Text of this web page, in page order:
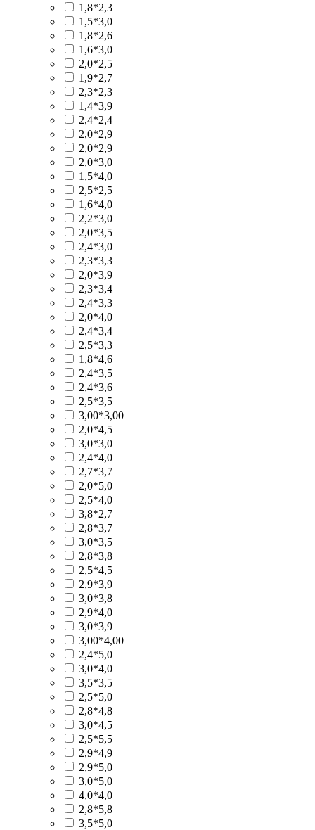
1,8*2,3
1,5*3,0
1,8*2,6
1,6*3,0
2,0*2,5
1,9*2,7
2,3*2,3
1,4*3,9
2,4*2,4
2,0*2,9
2,0*2,9
2,0*3,0
1,5*4,0
2,5*2,5
1,6*4,0
2,2*3,0
2,0*3,5
2,4*3,0
2,3*3,3
2,0*3,9
2,3*3,4
2,4*3,3
2,0*4,0
2,4*3,4
2,5*3,3
1,8*4,6
2,4*3,5
2,4*3,6
2,5*3,5
3,00*3,00
2,0*4,5
3,0*3,0
2,4*4,0
2,7*3,7
2,0*5,0
2,5*4,0
3,8*2,7
2,8*3,7
3,0*3,5
2,8*3,8
2,5*4,5
2,9*3,9
3,0*3,8
2,9*4,0
3,0*3,9
3,00*4,00
2,4*5,0
3,0*4,0
3,5*3,5
2,5*5,0
2,8*4,8
3,0*4,5
2,5*5,5
2,9*4,9
2,9*5,0
3,0*5,0
4,0*4,0
2,8*5,8
3,5*5,0